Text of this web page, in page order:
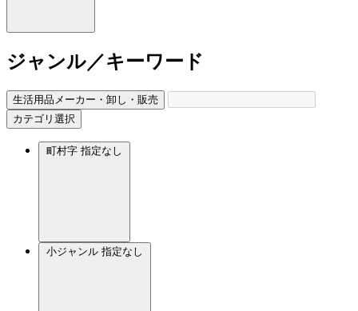
ジャンル／キーワード
生活用品メーカー・卸し・販売
カテゴリ選択
町村字 指定なし
小ジャンル 指定なし